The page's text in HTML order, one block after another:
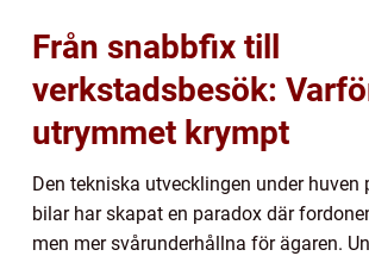
Från snabbfix till
verkstadsbesök:
utrymmet krympt
Den tekniska utvecklingen under huven
bilar har skapat en paradox där
men mer svårunderhållna för ägaren.